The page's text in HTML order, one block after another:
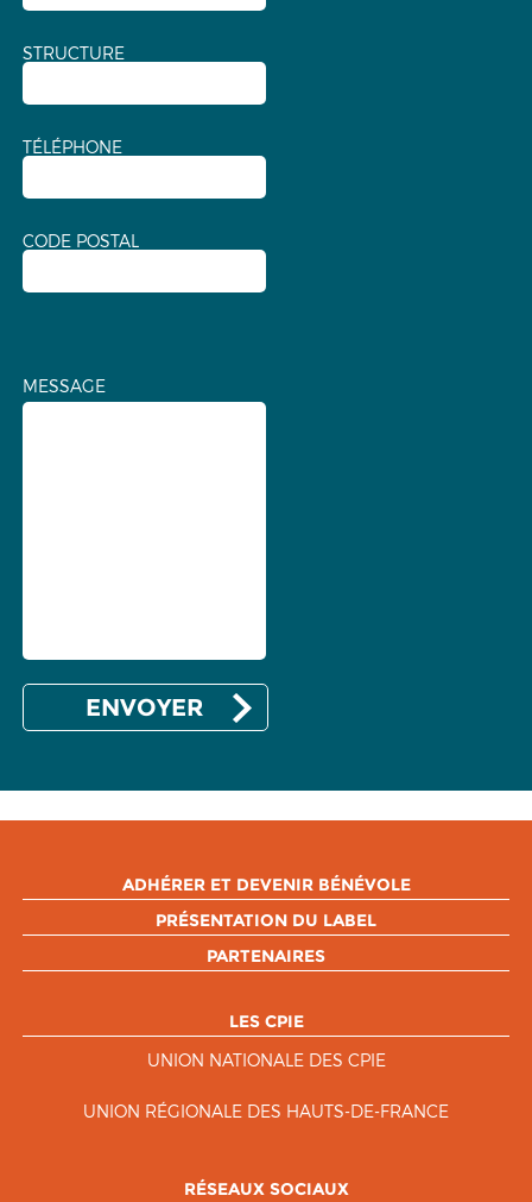
STRUCTURE
TÉLÉPHONE
CODE POSTAL
MESSAGE
ADHÉRER ET DEVENIR BÉNÉVOLE
PRÉSENTATION DU LABEL
PARTENAIRES
LES CPIE
UNION NATIONALE DES CPIE
UNION RÉGIONALE DES HAUTS-DE-FRANCE
RÉSEAUX SOCIAUX